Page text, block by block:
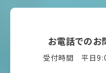
お電話でのお
受付時間 平日